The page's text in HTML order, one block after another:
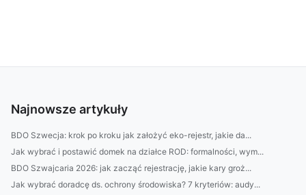
Najnowsze artykuły
BDO Szwecja: krok po kroku jak założyć eko-rejestr, jakie da...
Jak wybrać i postawić domek na działce ROD: formalności, wym...
BDO Szwajcaria 2026: jak zacząć rejestrację, jakie kary groż...
Jak wybrać doradcę ds. ochrony środowiska? 7 kryteriów: audy...